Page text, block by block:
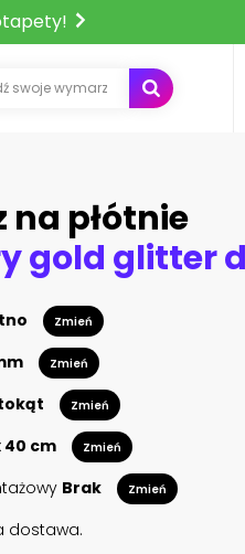
na płótnie
Zmień
Zmień
Zmień
40 cm Zmień
Brak Zmień
dostawa.